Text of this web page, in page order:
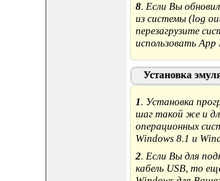
8. Если Вы
из системы (log
перезагрузите
использовать App
Установка
1. Установка
шаг такой же и
операционных
Windows 8.1 и
2. Если Вы для
кабель USB, то